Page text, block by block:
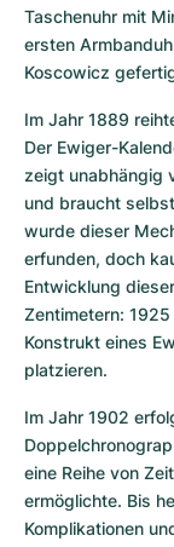
Taschenuhr mit
ersten
Koscowicz
Im Jahr 1889
Der Ewiger-
zeigt unabhängig
und braucht
wurde dieser
erfunden, doch
Entwicklung
Zentimetern:
Konstrukt eines
platzieren.
Im Jahr 1902
eine Reihe von
ermöglichte. Bis
Komplikationen